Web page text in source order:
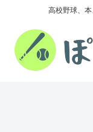
高校野球、